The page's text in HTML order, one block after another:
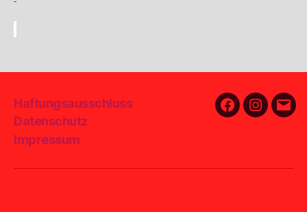
Haftungsausschluss
Datenschutz
Impressum
FacebookE-